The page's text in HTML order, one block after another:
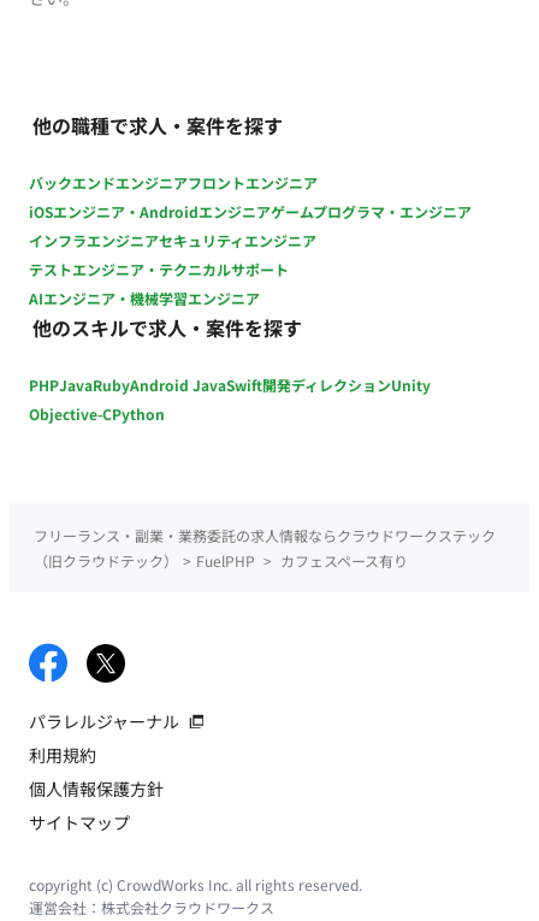
他の職種で求人・案件を探す
バックエンドエンジニアフロントエンジニア
iOSエンジニア・Androidエンジニアゲームプログラマ・エンジニア
インフラエンジニアセキュリティエンジニア
テストエンジニア・テクニカルサポート
AIエンジニア・機械学習エンジニア
他のスキルで求人・案件を探す
PHPJavaRubyAndroid JavaSwift開発ディレクションUnity
Objective-CPython
フリーランス・副業・業務委託の求人情報ならクラウドワークステック
（旧クラウドテック）
> FuelPHP > カフェスペース有り
パラレルジャーナル
利用規約
個人情報保護方針
サイトマップ
copyright (c) CrowdWorks Inc. all rights reserved.
運営会社： 株式会社クラウドワークス